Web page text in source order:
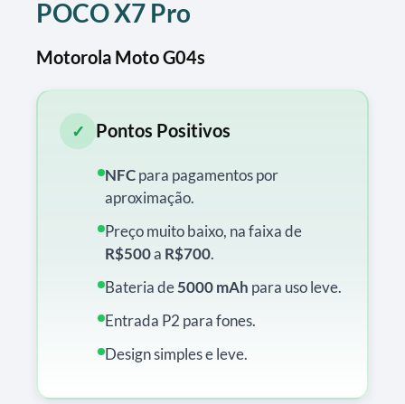
POCO X7 Pro
Motorola Moto G04s
✓ Pontos Positivos
NFCpara pagamentos por
aproximação.
Preço muito baixo, na faixa de
R$500a R$700.
Bateria de5000 mAh para uso leve.
Entrada P2 para fones.
Design simples e leve.